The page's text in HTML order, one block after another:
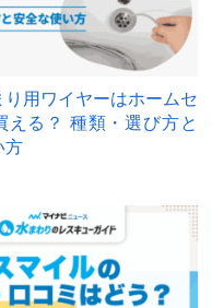
り用ワイヤーはホームセ
える？ 種類・選び方と
方